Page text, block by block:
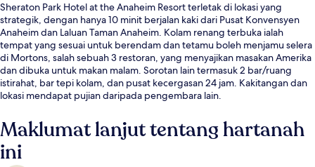
Sheraton Park Hotel at the Anaheim Resort terletak di lokasi yang
strategik, dengan hanya 10 minit berjalan kaki dari Pusat Konvensyen
Anaheim dan Laluan Taman Anaheim. Kolam renang terbuka ialah
tempat yang sesuai untuk berendam dan tetamu boleh menjamu selera
di Mortons, salah sebuah 3 restoran, yang menyajikan masakan Amerika
dan dibuka untuk makan malam. Sorotan lain termasuk 2 bar/ruang
istirahat, bar tepi kolam, dan pusat kecergasan 24 jam. Kakitangan dan
lokasi mendapat pujian daripada pengembara lain.
Maklumat lanjut tentang hartanah
ini